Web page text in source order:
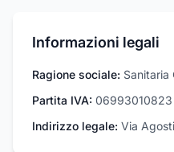
Informazioni legali
Ragione sociale: Sanitaria
Partita IVA: 06993010823
Indirizzo legale: Via